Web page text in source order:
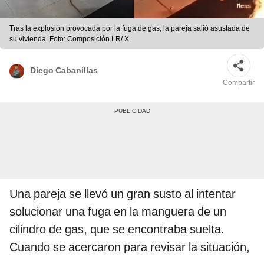
Tras la explosión provocada por la fuga de gas, la pareja salió asustada de
su vivienda. Foto: Composición LR/ X
Diego Cabanillas
Compartir
Una pareja se llevó un gran susto al intentar
solucionar una fuga en la manguera de un
cilindro de gas, que se encontraba suelta.
Cuando se acercaron para revisar la situación,